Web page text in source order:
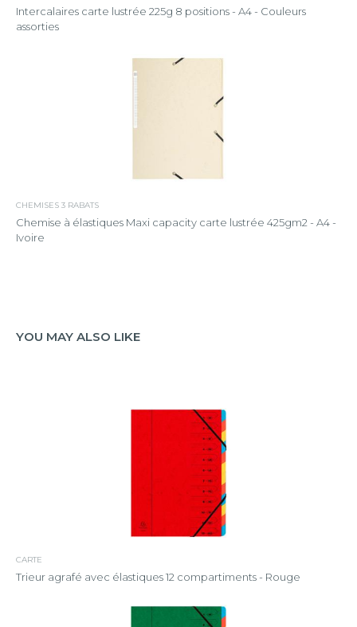
Intercalaires carte lustrée 225g 8 positions - A4 - Couleurs
assorties
CHEMISES 3 RABATS
Chemise à élastiques Maxi capacity carte lustrée 425gm2 - A4 -
Ivoire
YOU MAY ALSO LIKE
CARTE
Trieur agrafé avec élastiques 12 compartiments - Rouge